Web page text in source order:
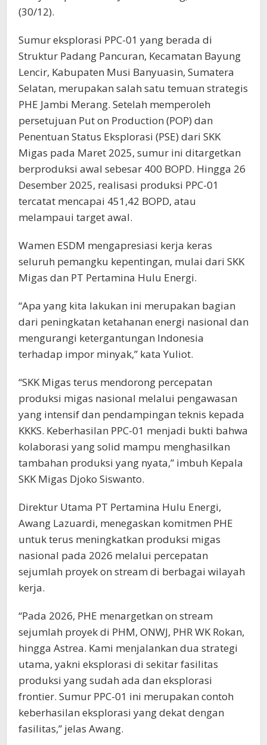
(30/12).
Sumur eksplorasi PPC-01 yang berada di
Struktur Padang Pancuran, Kecamatan Bayung
Lencir, Kabupaten Musi Banyuasin, Sumatera
Selatan, merupakan salah satu temuan strategis
PHE Jambi Merang. Setelah memperoleh
persetujuan Put on Production (POP) dan
Penentuan Status Eksplorasi (PSE) dari SKK
Migas pada Maret 2025, sumur ini ditargetkan
berproduksi awal sebesar 400 BOPD. Hingga 26
Desember 2025, realisasi produksi PPC-01
tercatat mencapai 451,42 BOPD, atau
melampaui target awal.
Wamen ESDM mengapresiasi kerja keras
seluruh pemangku kepentingan, mulai dari SKK
Migas dan PT Pertamina Hulu Energi.
“Apa yang kita lakukan ini merupakan bagian
dari peningkatan ketahanan energi nasional dan
mengurangi ketergantungan Indonesia
terhadap impor minyak,” kata Yuliot.
“SKK Migas terus mendorong percepatan
produksi migas nasional melalui pengawasan
yang intensif dan pendampingan teknis kepada
KKKS. Keberhasilan PPC-01 menjadi bukti bahwa
kolaborasi yang solid mampu menghasilkan
tambahan produksi yang nyata,” imbuh Kepala
SKK Migas Djoko Siswanto.
Direktur Utama PT Pertamina Hulu Energi,
Awang Lazuardi, menegaskan komitmen PHE
untuk terus meningkatkan produksi migas
nasional pada 2026 melalui percepatan
sejumlah proyek on stream di berbagai wilayah
kerja.
“Pada 2026, PHE menargetkan on stream
sejumlah proyek di PHM, ONWJ, PHR WK Rokan,
hingga Astrea. Kami menjalankan dua strategi
utama, yakni eksplorasi di sekitar fasilitas
produksi yang sudah ada dan eksplorasi
frontier. Sumur PPC-01 ini merupakan contoh
keberhasilan eksplorasi yang dekat dengan
fasilitas,” jelas Awang.